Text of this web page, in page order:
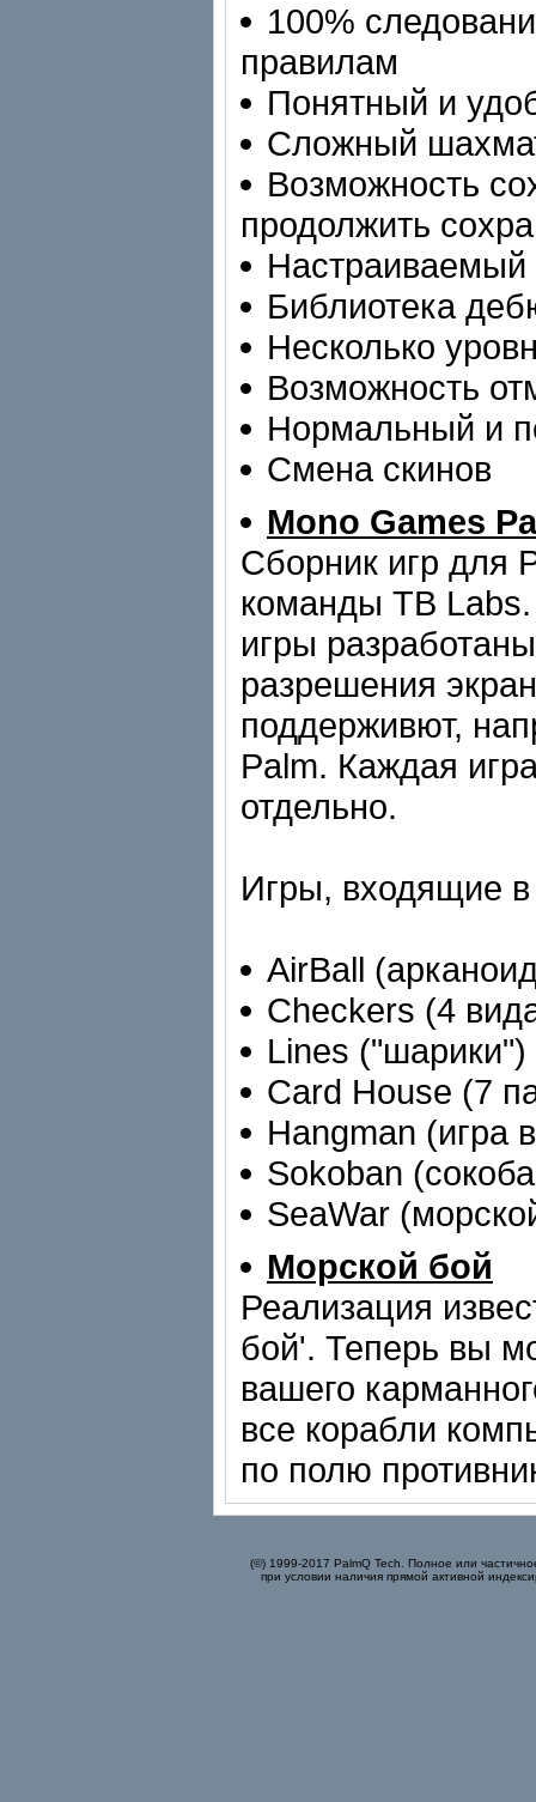
100%
правилам
Понятный и
Сложный
Возможность
продолжить
Настраиваемый
Библиотека
Несколько
Возможность
Нормальный и
Смена скинов
Mono Games
Сборник игр для
команды TB
игры
разрешения
поддерживют,
Palm. Каждая
отдельно.
Игры, входящие
AirBall
Checkers (4
Lines ("шарики")
Card House (7
Hangman (игра
Sokoban
SeaWar
Морской бой
Реализация
бой'. Теперь вы
вашего
все корабли
по полю
(©) 1999-2017 PalmQ Tech. Полное или
при условии наличия прямой активной